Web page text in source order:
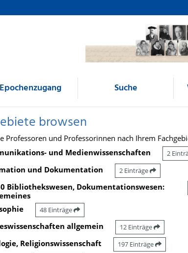
Epochenzugang Suche
browsen
Professoren und Professorinnen nach Ihrem
und Medienwissenschaften
2
und Dokumentation 2 Einträge
Bibliothekswesen, Dokumentationswesen:
48 Einträge
allgemein 12 Einträge
Religionswissenschaft 197 Einträge